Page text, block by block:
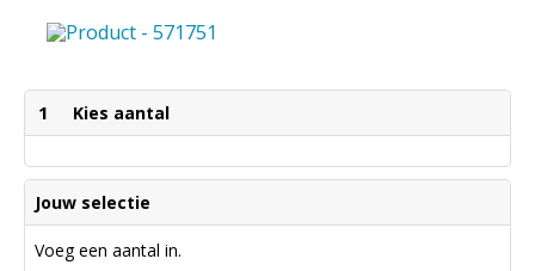
1 Kies aantal
Jouw selectie
Voeg een aantal in.